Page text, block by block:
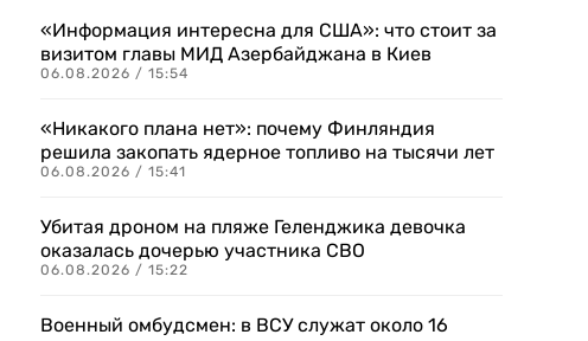
«Информация интересна для США»: что стоит за
визитом главы МИД Азербайджана в Киев
06.08.2026 / 15:54
«Никакого плана нет»: почему Финляндия
решила закопать ядерное топливо на тысячи лет
06.08.2026 / 15:41
Убитая дроном на пляже Геленджика девочка
оказалась дочерью участника СВО
06.08.2026 / 15:22
Военный омбудсмен: в ВСУ служат около 16